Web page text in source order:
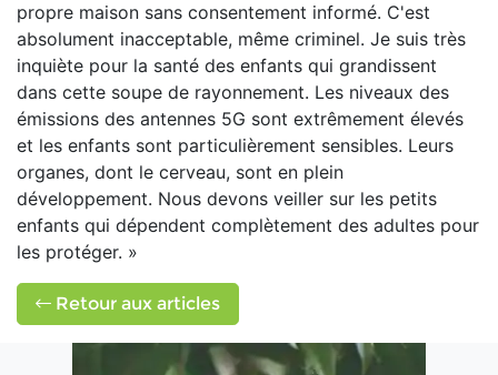
propre maison sans consentement informé. C'est
absolument inacceptable, même criminel. Je suis très
inquiète pour la santé des enfants qui grandissent
dans cette soupe de rayonnement. Les niveaux des
émissions des antennes 5G sont extrêmement élevés
et les enfants sont particulièrement sensibles. Leurs
organes, dont le cerveau, sont en plein
développement. Nous devons veiller sur les petits
enfants qui dépendent complètement des adultes pour
les protéger. »
Retour aux articles